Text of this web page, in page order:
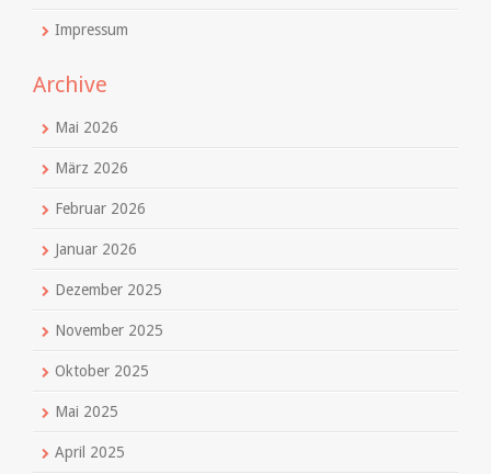
Impressum
Archive
Mai 2026
März 2026
Februar 2026
Januar 2026
Dezember 2025
November 2025
Oktober 2025
Mai 2025
April 2025